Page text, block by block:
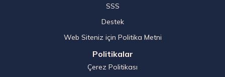
SSS
Destek
Web Siteniz için Politika Metni
Politikalar
Çerez Politikası